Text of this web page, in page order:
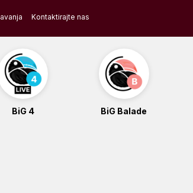
Kontaktirajte nas
BiG 4 BiG Balade